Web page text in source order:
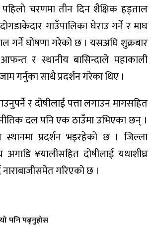
चरणमा तीन दिन शैक्षिक हड्ताल
गाउँपालिका घेराउ गर्ने र माघ
गर्ने घोषणा गरेको छ । यसअघि शुक्रबार
र स्थानीय बासिन्दाले महाकाली
गर्नुका साथै प्रदर्शन गरेका थिए ।
र दोषीलाई पत्ता लगाउन मागसहित
दल पनि एक ठाउँमा उभिएका छन् ।
स्थानमा प्रदर्शन भइरहेको छ । जिल्ला
अगाडि ¥यालीसहित दोषीलाई यथाशीघ्र
नाराबाजीसमेत गरिएको छ ।
यो पनि पढ्नुहोस